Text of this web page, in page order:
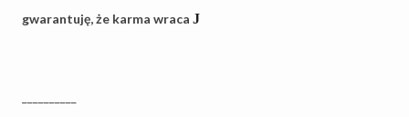
gwarantuję, że karma wraca J